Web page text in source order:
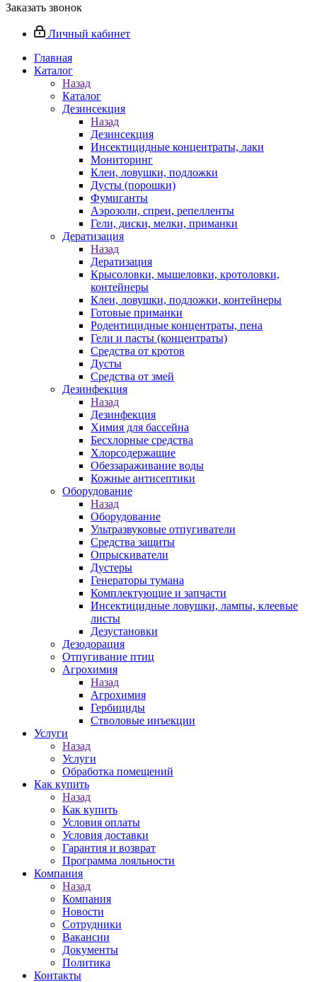
Заказать звонок
Личный кабинет
Главная
Каталог
Назад
Каталог
Дезинсекция
Назад
Дезинсекция
Инсектицидные концентраты, лаки
Мониторинг
Клеи, ловушки, подложки
Дусты (порошки)
Фумиганты
Аэрозоли, спреи, репелленты
Гели, диски, мелки, приманки
Дератизация
Назад
Дератизация
Крысоловки, мышеловки, кротоловки,
контейнеры
Клеи, ловушки, подложки, контейнеры
Готовые приманки
Родентицидные концентраты, пена
Гели и пасты (концентраты)
Средства от кротов
Дусты
Средства от змей
Дезинфекция
Назад
Дезинфекция
Химия для бассейна
Бесхлорные средства
Хлорсодержащие
Обеззараживание воды
Кожные антисептики
Оборудование
Назад
Оборудование
Ультразвуковые отпугиватели
Средства защиты
Опрыскиватели
Дустеры
Генераторы тумана
Комплектующие и запчасти
Инсектицидные ловушки, лампы, клеевые
листы
Дезустановки
Дезодорация
Отпугивание птиц
Агрохимия
Назад
Агрохимия
Гербициды
Стволовые инъекции
Услуги
Назад
Услуги
Обработка помещений
Как купить
Назад
Как купить
Условия оплаты
Условия доставки
Гарантия и возврат
Программа лояльности
Компания
Назад
Компания
Новости
Сотрудники
Вакансии
Документы
Политика
Контакты